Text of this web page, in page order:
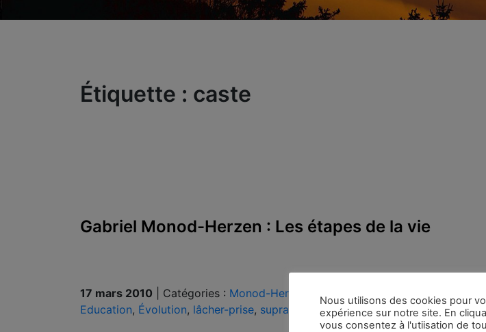
Étiquette : caste
Gabriel Monod-Herzen : Les étapes de la vie
17 mars 2010 Catégories : Monod-Herzen Gabriel
Education, Évolution, lâcher-prise, supramental
Nous utilisons des cookies pour
expérience sur notre site. En
vous consentez à l'utiisation de